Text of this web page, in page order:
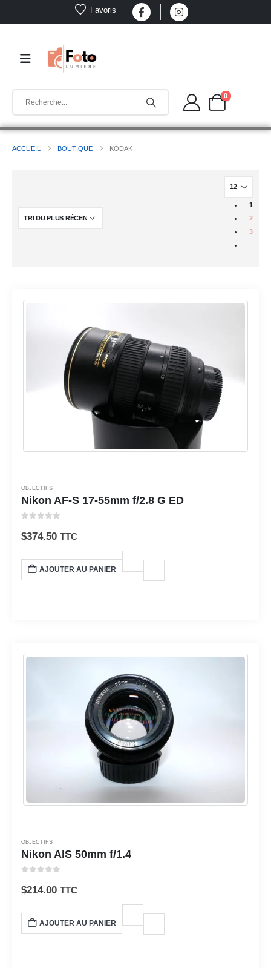
Favoris
0
ACCUEIL BOUTIQUE KODAK
1
2
3
OBJECTIFS
Nikon AF-S 17-55mm f/2.8 G ED
$374.50 TTC
AJOUTER AU PANIER
OBJECTIFS
Nikon AIS 50mm f/1.4
$214.00 TTC
AJOUTER AU PANIER